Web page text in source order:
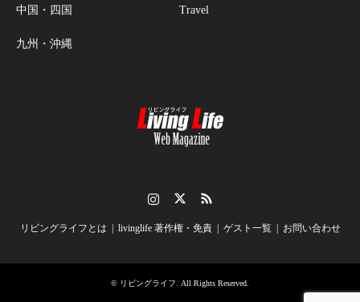
中国・四国
九州・沖縄
Travel
リビングライフとは livinglife 著作権・免責 ゲスト一覧 お問い合わせ
© リビングライフ . All Rights Reserved.